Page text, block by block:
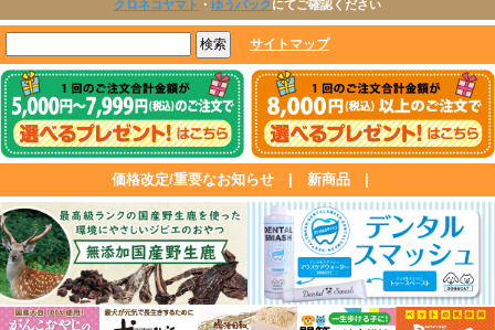
クロネコヤマト ・ ゆうパックにてご確認ください
サイトマップ
価格改定/重要なお知らせ 新商品